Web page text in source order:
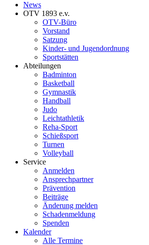
News
OTV 1893 e.v.
OTV-Büro
Vorstand
Satzung
Kinder- und Jugendordnung
Sportstätten
Abteilungen
Badminton
Basketball
Gymnastik
Handball
Judo
Leichtathletik
Reha-Sport
Schießsport
Turnen
Volleyball
Service
Anmelden
Ansprechpartner
Prävention
Beiträge
Änderung melden
Schadenmeldung
Spenden
Kalender
Alle Termine